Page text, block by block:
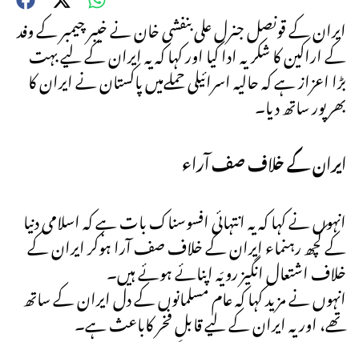
ایران کے قونصل جنرل علی بنفشی خان نے خیبر چیمبر کے وفد
کے اراکین کا شکریہ ادا کیا اور کہا کہ یہ ایران کے لیے بہت
بڑا اعزاز ہے کہ حالیہ اسرائیلی حملےمیں پاکستان نے ایران کا
بھرپور ساتھ دیا۔
ایران کے خلاف صف آراء
انہوں نے کہا کہ یہ انتہائی افسوسناک بات ہے کہ اسلامی دنیا
کے کچھ رہنماء ایران کے خلاف صف آرا ہوکر ایران کے
خلاف اشتعال انگیز رویّہ اپنائے ہوئے ہیں۔
انہوں نے مزید کہا کہ عام مسلمانوں کے دل ایران کے ساتھ
تھے، اور یہ ایران کے لیے قابلِ فخر کاباعث ہے۔